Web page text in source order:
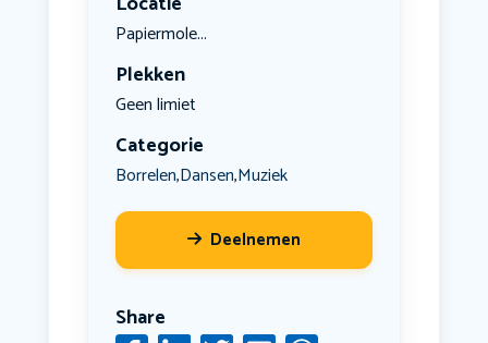
Papiermole...
Plekken
Geen limiet
Categorie
Borrelen,Dansen,Muziek
Deelnemen
Share